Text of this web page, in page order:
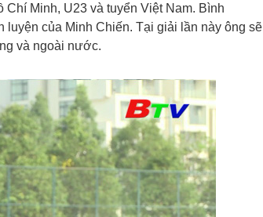
Minh, U23 và tuyển Việt Nam. Bình
của Minh Chiến. Tại giải lần này ông sẽ
và ngoài nước.